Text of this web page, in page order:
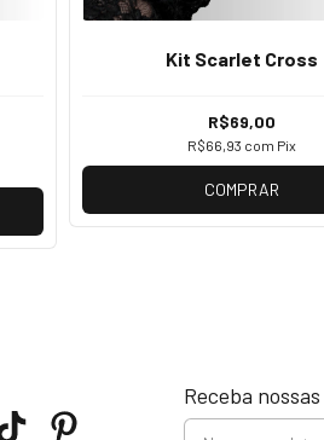
Kit Scarlet Cross
R$69,00
R$66,93 com Pix
COMPRAR
Receba